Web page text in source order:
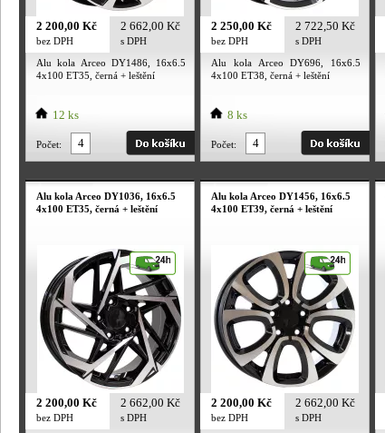
2 200,00 Kč
bez DPH
2 662,00 Kč
s DPH
Alu kola Arceo DY1486, 16x6.5
4x100 ET35, černá + leštění
12 ks
Počet:
2 250,00 Kč
bez DPH
2 722,50 Kč
s DPH
Alu kola Arceo DY696, 16x6.5
4x100 ET38, černá + leštění
8 ks
Počet:
Alu kola Arceo DY1036, 16x6.5
4x100 ET35, černá + leštění
2 200,00 Kč
bez DPH
2 662,00 Kč
s DPH
Alu kola Arceo DY1456, 16x6.5
4x100 ET39, černá + leštění
2 200,00 Kč
bez DPH
2 662,00 Kč
s DPH